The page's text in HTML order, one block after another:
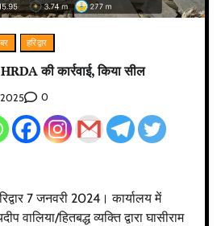
हरिद्वार
HRDA की कार्रवाई, किया सील
2025 0
7 जनवरी 2024। कार्यालय में
वालिया/हितबद्ध व्यक्ति द्वारा घासीराम